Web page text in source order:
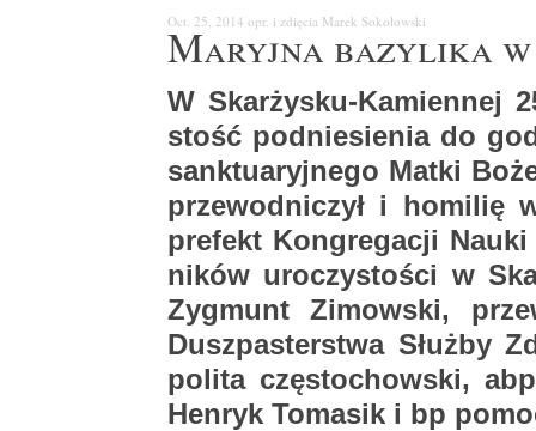
Oct. 25, 2014 opr. i zdię­cia Marek So­ko­łow­ski
Ma­ryj­na ba­zy­li­ka
W Skar­ży­sku-Ka­mien­nej
stość pod­nie­sie­nia do
sank­tu­aryj­ne­go Matki
prze­wod­ni­czył i ho­mi­lię
pre­fekt Kon­gre­ga­cji
ni­ków uro­czy­sto­ści w
Zyg­munt Zi­mow­ski,
Dusz­pa­ster­stwa Służ­by
po­li­ta czę­sto­chow­ski,
Hen­ryk To­ma­sik i bp